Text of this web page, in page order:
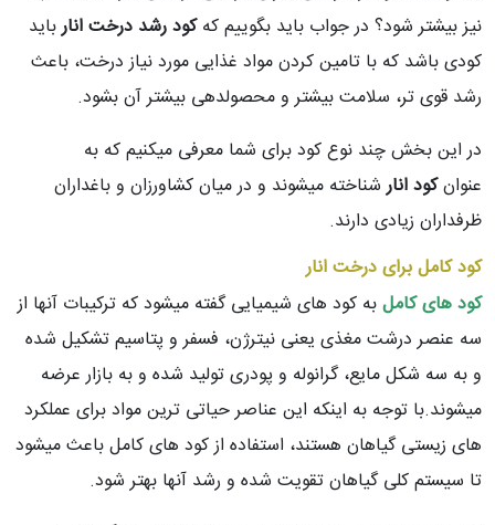
نیز بیشتر شود؟ در جواب باید بگوییم کهکود رشد درخت انارباید
کودی باشد که با تامین کردن مواد غذایی مورد نیاز درخت، باعث
رشد قوی تر، سلامت بیشتر و محصولدهی بیشتر آن بشود.
در این بخش چند نوع کود برای شما معرفی میکنیم که به
عنوانکود انارشناخته میشوند و در میان کشاورزان و باغداران
ظرفداران زیادی دارند.
کود کامل برای درخت انار
کود های کاملبه کود های شیمیایی گفته میشود که ترکیبات آنها از
سه عنصر درشت مغذی یعنی نیترژن، فسفر و پتاسیم تشکیل شده
و به سه شکل مایع، گرانوله و پودری تولید شده و به بازار عرضه
میشوند.با توجه به اینکه این عناصر حیاتی ترین مواد برای عملکرد
های زیستی گیاهان هستند، استفاده از کود های کامل باعث میشود
تا سیستم کلی گیاهان تقویت شده و رشد آنها بهتر شود.